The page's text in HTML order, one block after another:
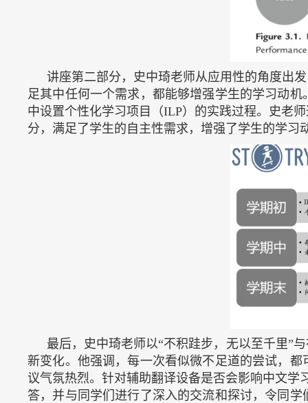
讲座第二部分，史中琦老师从应用性的角度出
足其中任何一个需求，都能够增强学生的学习动
中设置个性化学习项目（ILP）的实践过程。史老
分，满足了学生的自主性需求，增强了学生的学习
最后，史中琦老师以“不积跬步，无以至千里”
新变化。他强调，每一次看似微不足道的尝试，
议气氛热烈。针对辅助翻译设备是否会影响中文
答，并与同学们进行了深入的交流和探讨，令同